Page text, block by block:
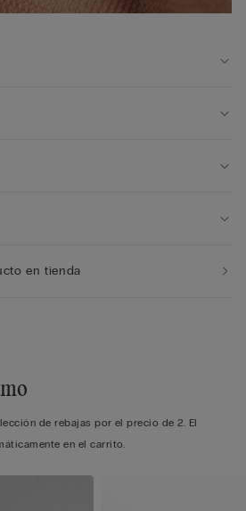
en tienda
de rebajas por el precio de 2. El
en el carrito.